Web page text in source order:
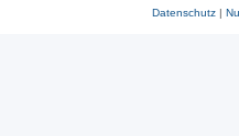
Datenschutz|